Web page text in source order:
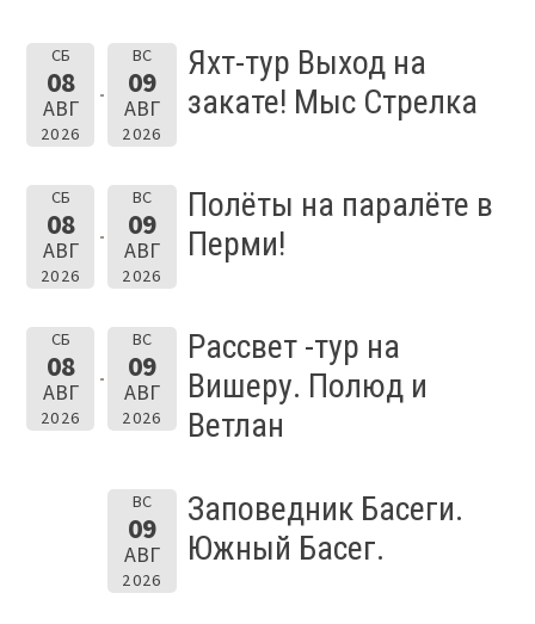
СБ
08
АВГ
2026
ВС
09
АВГ
2026
Яхт-тур Выход на
закате! Мыс Стрелка
СБ
08
АВГ
2026
ВС
09
АВГ
2026
Полёты на паралёте в
Перми!
СБ
08
АВГ
2026
ВС
09
АВГ
2026
Рассвет -тур на
Вишеру. Полюд и
Ветлан
ВС
09
АВГ
2026
Заповедник Басеги.
Южный Басег.